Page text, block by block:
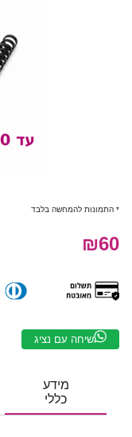
* התמונות להמחשה בלבד
₪60
שיחה עם נציג
מידע
כללי